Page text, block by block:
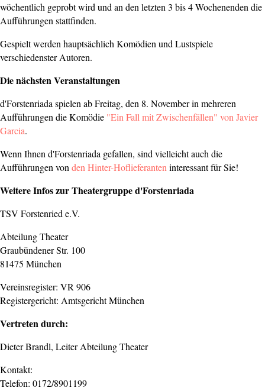
wöchentlich geprobt wird und an den letzten 3 bis 4 Wochenenden die
Aufführungen stattfinden.
Gespielt werden hauptsächlich Komödien und Lustspiele
verschiedenster Autoren.
Die nächsten Veranstaltungen
d'Forstenriada spielen ab Freitag, den 8. November in mehreren
Aufführungen die Komödie "Ein Fall mit Zwischenfällen" von Javier
Garcia.
Wenn Ihnen d'Forstenriada gefallen, sind vielleicht auch die
Aufführungen von den Hinter-Hoflieferanten interessant für Sie!
Weitere Infos zur Theatergruppe d'Forstenriada
TSV Forstenried e.V.
Abteilung Theater
Graubündener Str. 100
81475 München
Vereinsregister: VR 906
Registergericht: Amtsgericht München
Vertreten durch:
Dieter Brandl, Leiter Abteilung Theater
Kontakt:
Telefon: 0172/8901199